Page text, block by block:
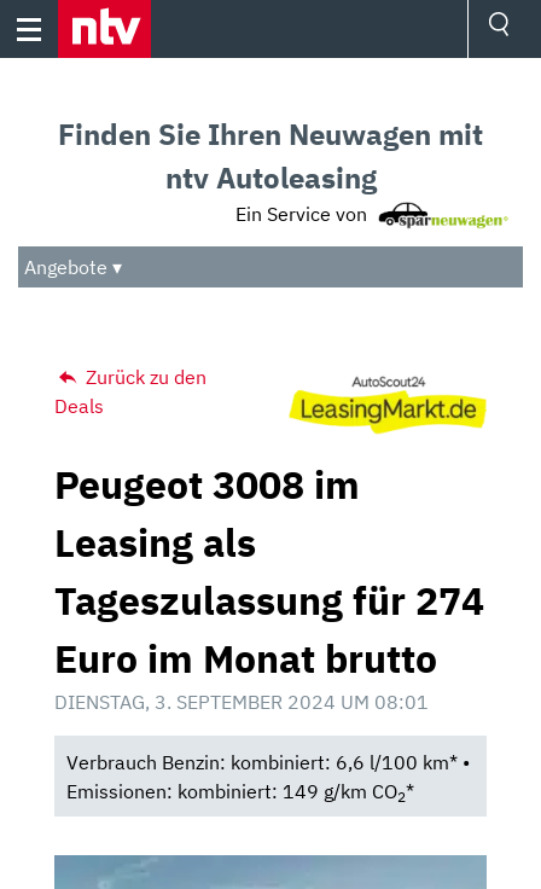
Skip
Audio
Das Beste
Finden Sie Ihren Neuwagen mit
ntv Autoleasing
Ein Service von
Angebote ▾
Zurück zu den
Deals
Peugeot 3008 im
Leasing als
Tageszulassung für 274
Euro im Monat brutto
DIENSTAG, 3. SEPTEMBER 2024 UM 08:01
Verbrauch Benzin: kombiniert: 6,6 l/100 km* •
Emissionen: kombiniert: 149 g/km CO2*